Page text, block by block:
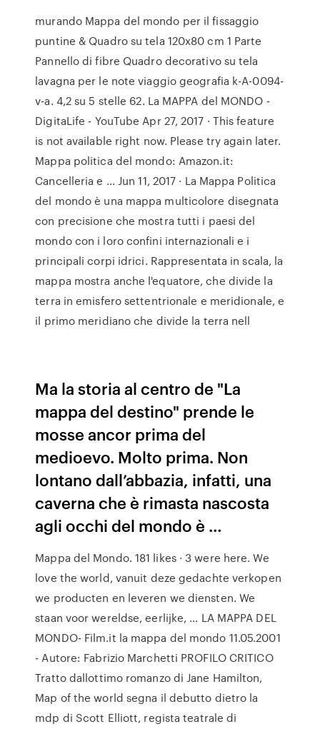
murando Mappa del mondo per il fissaggio
puntine & Quadro su tela 120x80 cm 1 Parte
Pannello di fibre Quadro decorativo su tela
lavagna per le note viaggio geografia k-A-0094-
v-a. 4,2 su 5 stelle 62. La MAPPA del MONDO -
DigitaLife - YouTube Apr 27, 2017 · This feature
is not available right now. Please try again later.
Mappa politica del mondo: Amazon.it:
Cancelleria e ... Jun 11, 2017 · La Mappa Politica
del mondo è una mappa multicolore disegnata
con precisione che mostra tutti i paesi del
mondo con i loro confini internazionali e i
principali corpi idrici. Rappresentata in scala, la
mappa mostra anche l'equatore, che divide la
terra in emisfero settentrionale e meridionale, e
il primo meridiano che divide la terra nell
Ma la storia al centro de "La
mappa del destino" prende le
mosse ancor prima del
medioevo. Molto prima. Non
lontano dall’abbazia, infatti, una
caverna che è rimasta nascosta
agli occhi del mondo è …
Mappa del Mondo. 181 likes · 3 were here. We
love the world, vanuit deze gedachte verkopen
we producten en leveren we diensten. We
staan voor wereldse, eerlijke, … LA MAPPA DEL
MONDO- Film.it la mappa del mondo 11.05.2001
- Autore: Fabrizio Marchetti PROFILO CRITICO
Tratto dallottimo romanzo di Jane Hamilton,
Map of the world segna il debutto dietro la
mdp di Scott Elliott, regista teatrale di